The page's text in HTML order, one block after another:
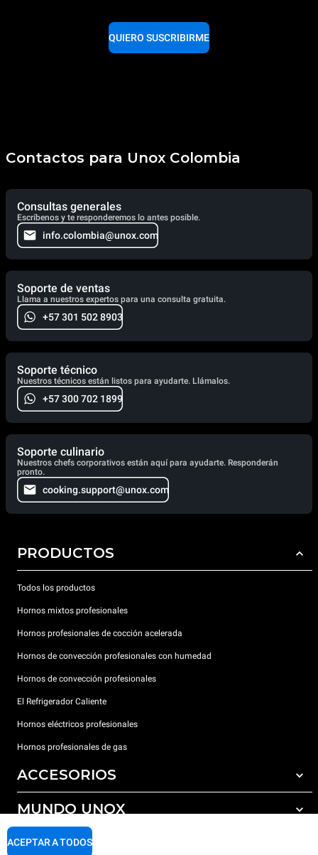
QUIERO SUSCRIBIRME
Contactos para Unox Colombia
Consultas generales
Escríbenos y te responderemos lo antes posible.
info.colombia@unox.com
Soporte de ventas
Llama a nuestros expertos para una consulta gratuita.
+57 301 502 8903
Soporte técnico
Nuestros técnicos están listos para ayudarte. Llámalos.
+57 300 702 1899
Soporte culinario
Nuestros chefs corporativos están aquí para ayudarte. Responderán
pronto.
cooking.support@unox.com
PRODUCTOS
Todos los productos
Hornos mixtos profesionales
Hornos profesionales de cocción acelerada
Hornos de convección profesionales con humedad
Hornos de convección profesionales
El Refrigerador Caliente
Hornos eléctricos profesionales
Hornos profesionales de gas
ACCESORIOS
Todos los accesorios
Detergentes para lavado automático
MUNDO UNOX
Nuestras sedes en el mundo
SOPORTE
ACEPTAR A TODOS